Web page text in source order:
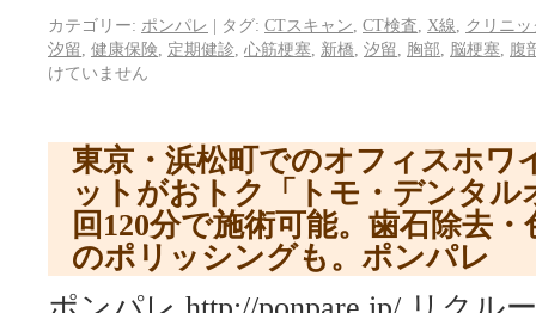
カテゴリー: ポンパレ | タグ: CTスキャン CT検査 X線
クリニッ
汐留
健康保険 定期健診 心筋梗塞 新橋 汐留 胸部 脳梗塞
腹
けていません
東京・浜松町でのオフィスホワ
ットがおトク「トモ・デンタル
回120分で施術可能。歯石除去
のポリッシングも。ポンパレ